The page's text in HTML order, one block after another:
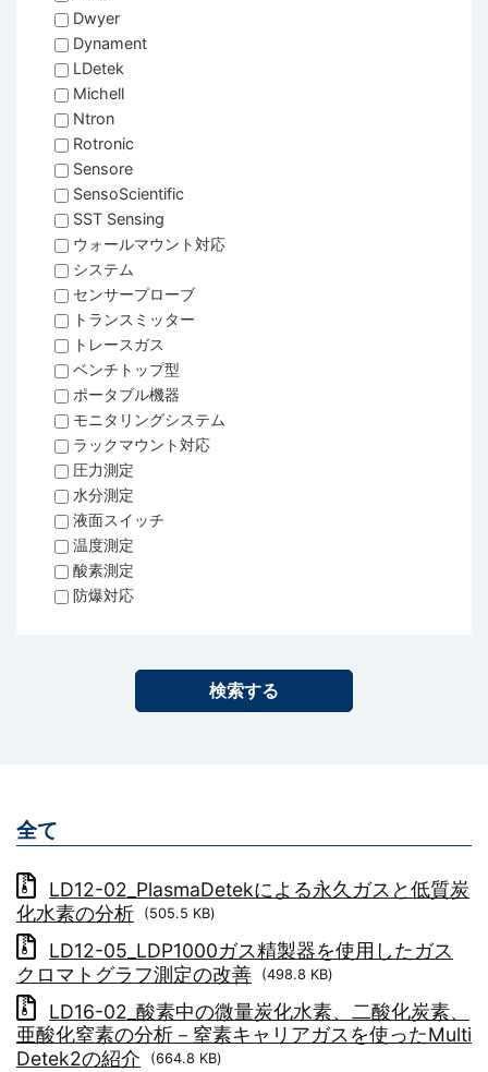
Dwyer
Dynament
LDetek
Michell
Ntron
Rotronic
Sensore
SensoScientific
SST Sensing
ウォールマウント対応
システム
センサープローブ
トランスミッター
トレースガス
ベンチトップ型
ポータブル機器
モニタリングシステム
ラックマウント対応
圧力測定
水分測定
液面スイッチ
温度測定
酸素測定
防爆対応
全て
LD12-02_PlasmaDetekによる永久ガスと低質炭
化水素の分析
(505.5 KB)
LD12-05_LDP1000ガス精製器を使用したガス
クロマトグラフ測定の改善
(498.8 KB)
LD16-02_酸素中の微量炭化水素、二酸化炭素、
亜酸化窒素の分析－窒素キャリアガスを使ったMulti
Detek2の紹介
(664.8 KB)